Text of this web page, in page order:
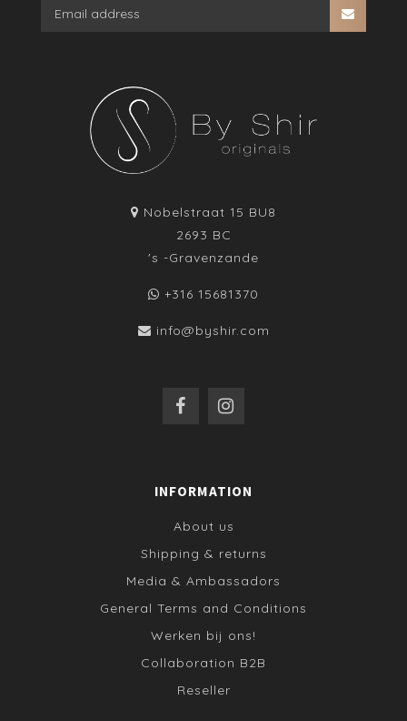
Nobelstraat 15 BU8
2693 BC
's -Gravenzande
+316 15681370
info@byshir.com
INFORMATION
About us
Shipping & returns
Media & Ambassadors
General Terms and Conditions
Werken bij ons!
Collaboration B2B
Reseller